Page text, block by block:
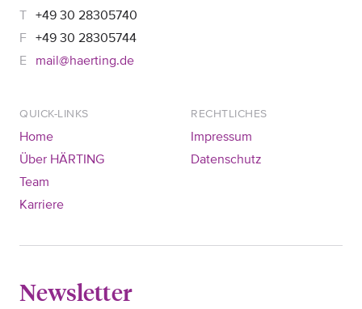
+49 30 28305740
+49 30 28305744
mail@haerting.de
QUICK-LINKS
Home
Über HÄRTING
Team
Karriere
RECHTLICHES
Impressum
Datenschutz
Newsletter